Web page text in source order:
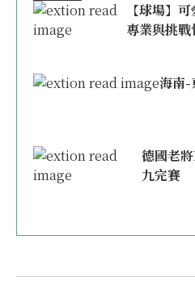
【球場】
專業與挑戰
海南-
德國老
九完賽